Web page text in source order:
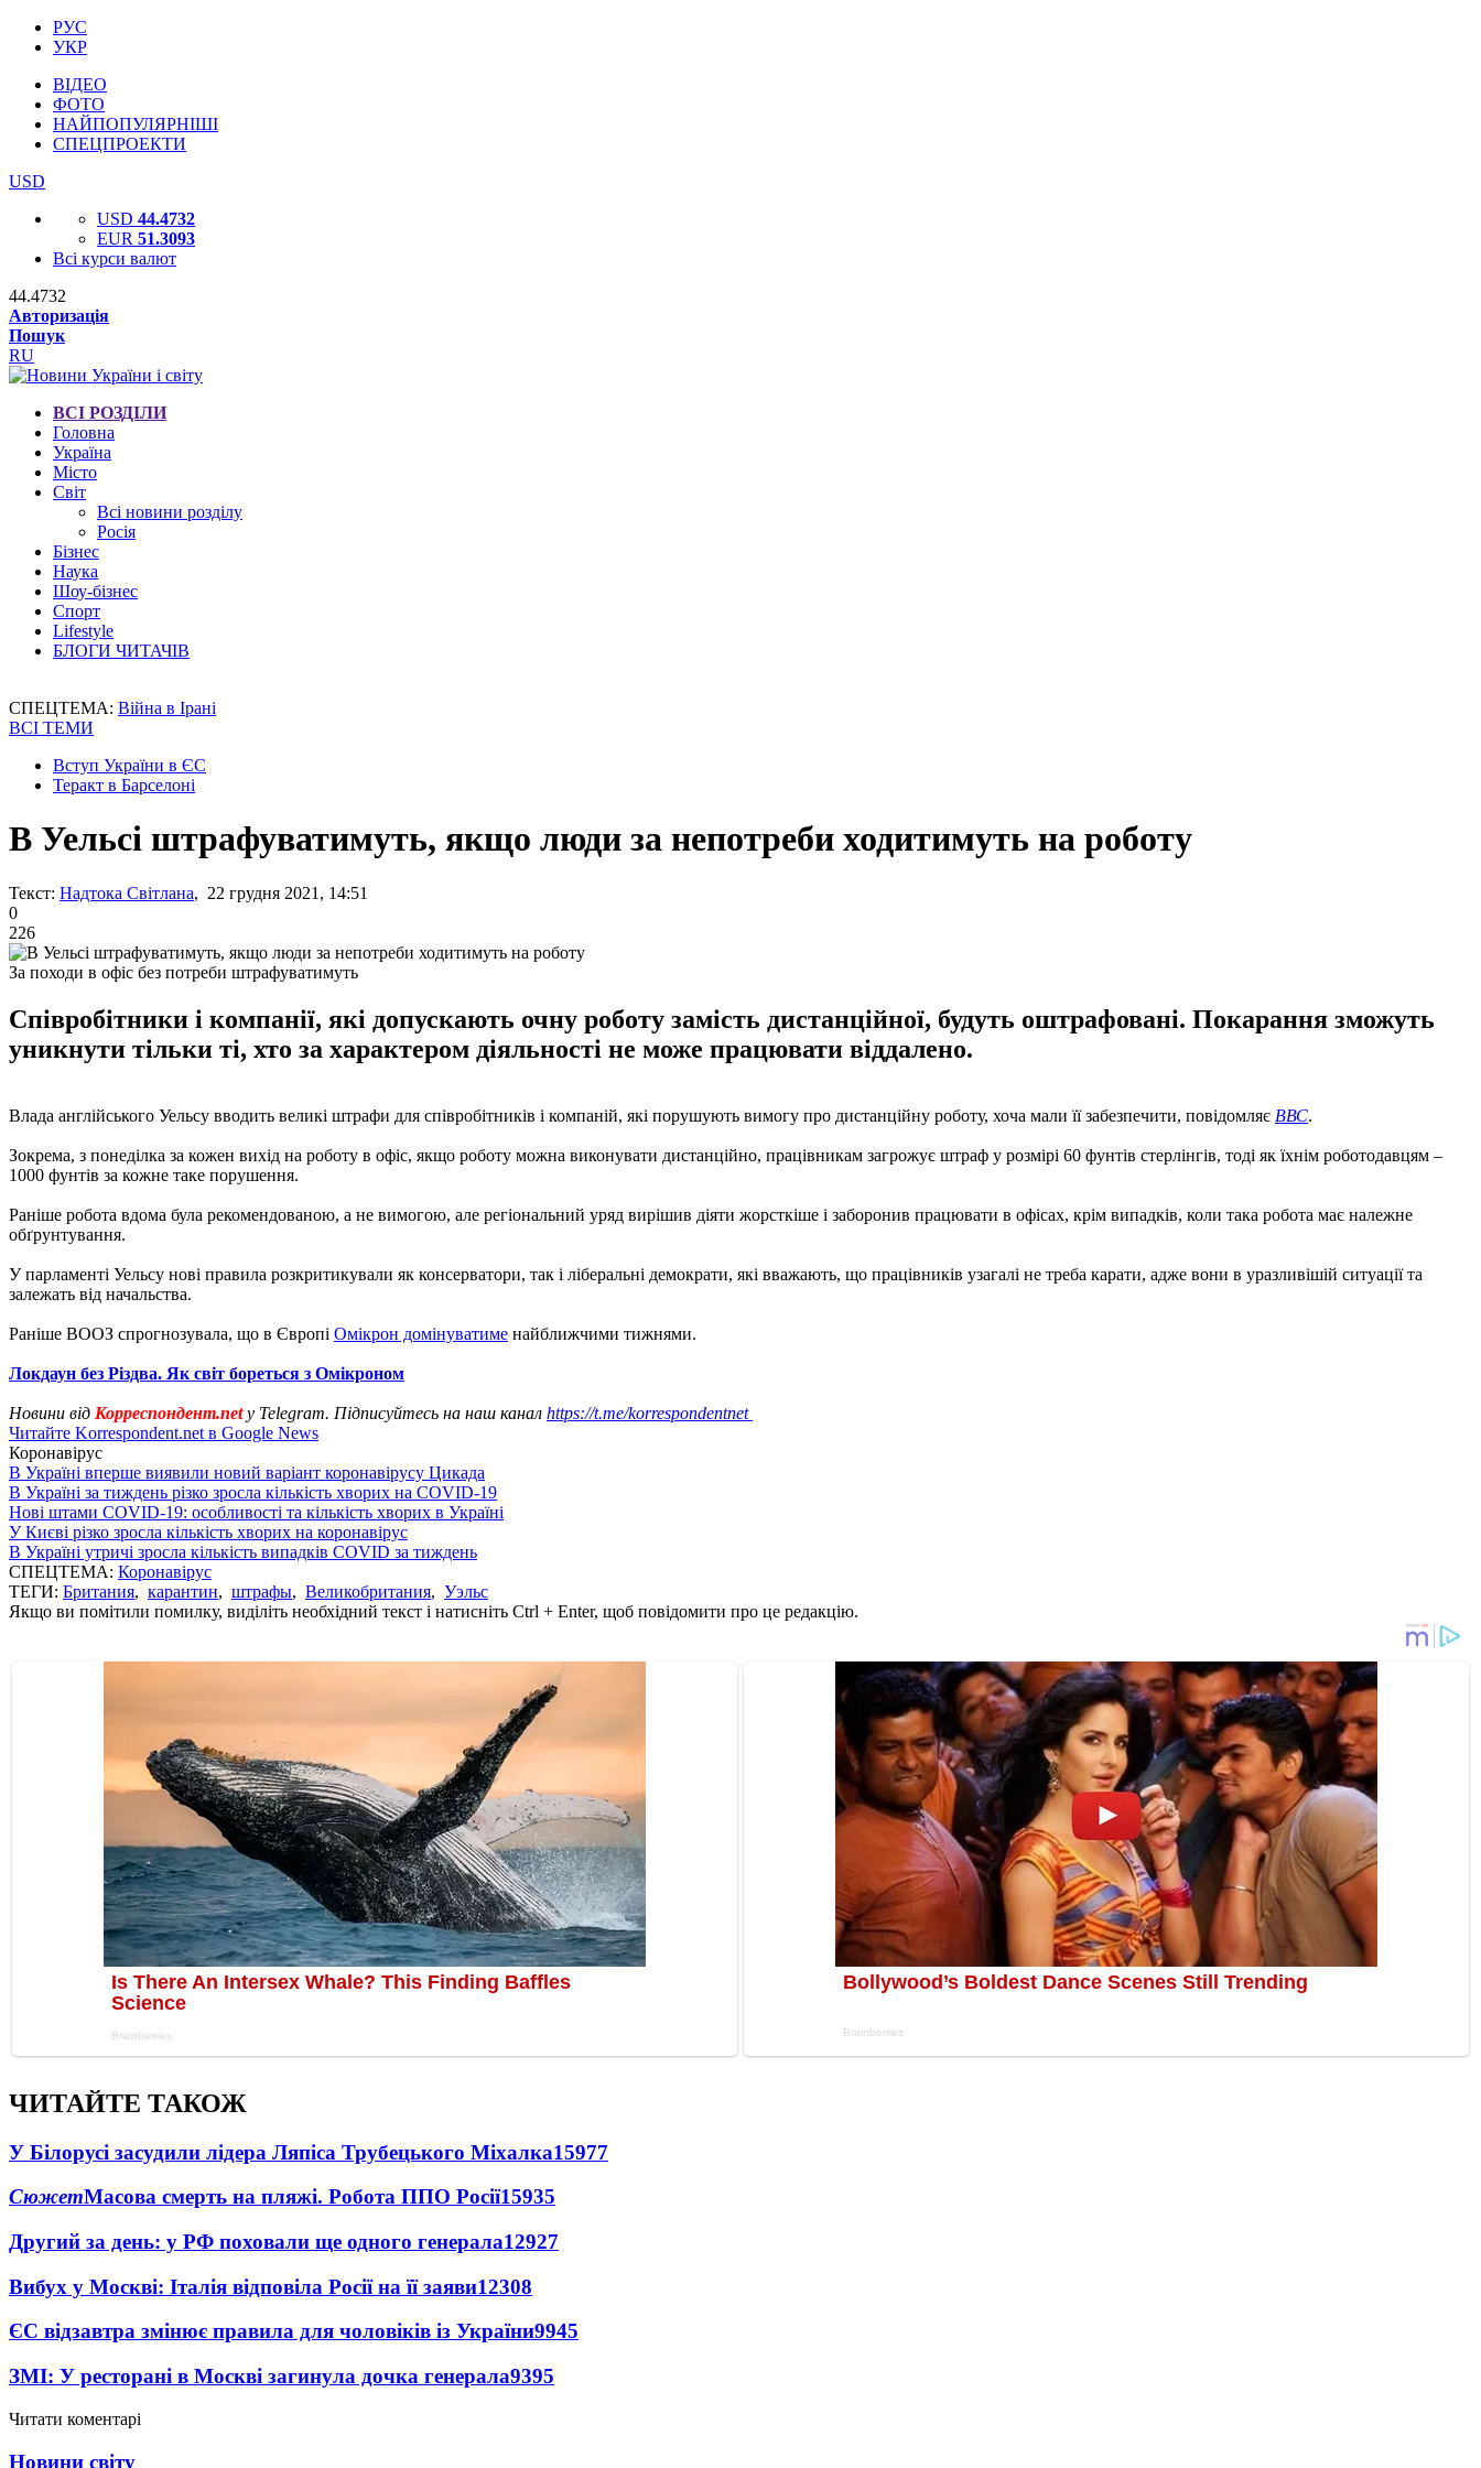
РУС
УКР
ВІДЕО
ФОТО
НАЙПОПУЛЯРНІШІ
СПЕЦПРОЕКТИ
USD
USD 44.4732
EUR 51.3093
Всі курси валют
44.4732
Авторизація
Пошук
RU
ВСІ РОЗДІЛИ
Головна
Україна
Місто
Світ
Всі новини розділу
Росія
Бізнес
Наука
Шоу-бізнес
Спорт
Lifestyle
БЛОГИ ЧИТАЧІВ
СПЕЦТЕМА: Війна в Ірані
ВСІ ТЕМИ
Вступ України в ЄС
Теракт в Барселоні
В Уельсі штрафуватимуть, якщо люди за непотреби ходитимуть на роботу
Текст: Надтока Світлана, 22 грудня 2021, 14:51
0
226
За походи в офіс без потреби штрафуватимуть
Співробітники і компанії, які допускають очну роботу замість дистанційної, будуть оштрафовані. Покарання зможуть
уникнути тільки ті, хто за характером діяльності не може працювати віддалено.
Влада англійського Уельсу вводить великі штрафи для співробітників і компаній, які порушують вимогу про дистанційну роботу, хоча мали її забезпечити, повідомляє ВВС.
Зокрема, з понеділка за кожен вихід на роботу в офіс, якщо роботу можна виконувати дистанційно, працівникам загрожує штраф у розмірі 60 фунтів стерлінгів, тоді як їхнім роботодавцям –
1000 фунтів за кожне таке порушення.
Раніше робота вдома була рекомендованою, а не вимогою, але регіональний уряд вирішив діяти жорсткіше і заборонив працювати в офісах, крім випадків, коли така робота має належне
обґрунтування.
У парламенті Уельсу нові правила розкритикували як консерватори, так і ліберальні демократи, які вважають, що працівників узагалі не треба карати, адже вони в уразливішій ситуації та
залежать від начальства.
Раніше ВООЗ спрогнозувала, що в Європі Омікрон домінуватиме найближчими тижнями.
Локдаун без Різдва. Як світ бореться з Омікроном
Новини від Корреспондент.netу Telegram. Підписуйтесь на наш канал https://t.me/korrespondentnet
Читайте Korrespondent.net в Google News
Коронавірус
В Україні вперше виявили новий варіант коронавірусу Цикада
В Україні за тиждень різко зросла кількість хворих на COVID-19
Нові штами COVID-19: особливості та кількість хворих в Україні
У Києві різко зросла кількість хворих на коронавірус
В Україні утричі зросла кількість випадків COVID за тиждень
СПЕЦТЕМА: Коронавірус
ТЕГИ: Британия, карантин, штрафы, Великобритания, Уэльс
Якщо ви помітили помилку, виділіть необхідний текст і натисніть Ctrl + Enter, щоб повідомити про це редакцію.
ЧИТАЙТЕ ТАКОЖ
У Білорусі засудили лідера Ляпіса Трубецького Міхалка15977
СюжетМасова смерть на пляжі. Робота ППО Росії15935
Другий за день: у РФ поховали ще одного генерала12927
Вибух у Москві: Італія відповіла Росії на її заяви12308
ЄС відзавтра змінює правила для чоловіків із України9945
ЗМІ: У ресторані в Москві загинула дочка генерала9395
Читати коментарі
Новини світу